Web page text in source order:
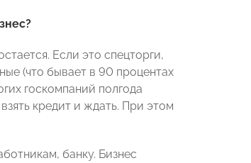
Если это спецторги,
(что бывает в 90 процентах
госкомпаний полгода
кредит и ждать. При этом
банку. Бизнес